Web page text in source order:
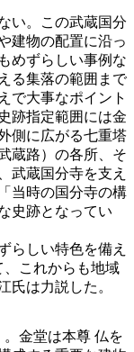
い。この武蔵国分
建物の配置に沿っ
めずらしい事例な
る集落の範囲まで
で大事なポイント
跡指定範囲には金
側に広がる七重塔
蔵路）の各所、そ
武蔵国分寺を支え
当時の国分寺の構
史跡となってい
らしい特色を備え
、これからも地域
氏は力説した。
。金堂は本尊 仏を